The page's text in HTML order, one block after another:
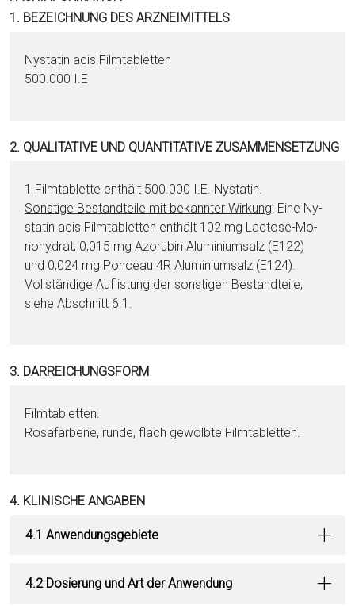
D
1. BEZEICHNUNG DES ARZNEIMITTELS
Ny­sta­tin acis Film­ta­blet­ten
500.000 I.E
2. QUALITATIVE UND QUANTITATIVE ZUSAMMENSETZUNG
1 Film­ta­blet­te enthält 500.000 I.E. Ny­sta­tin.
Sonstige Be­stand­tei­le mit bekannter Wirkung: Eine Ny­
sta­tin acis Film­ta­blet­ten enthält 102 mg Lac­to­se-Mo­
no­hy­drat, 0,015 mg Azo­ru­bin Alu­mi­ni­um­salz (E122)
und 0,024 mg Pon­ceau 4R Alu­mi­ni­um­salz (E124).
Vollständige Auflistung der sonstigen Be­stand­tei­le,
siehe Abschnitt 6.1.
3. DARREICHUNGSFORM
Film­ta­blet­ten.
Rosafarbene, runde, flach gewölbte Film­ta­blet­ten.
4. KLINISCHE ANGABEN
4.1 Anwendungsgebiete
4.2 Dosierung und Art der Anwendung